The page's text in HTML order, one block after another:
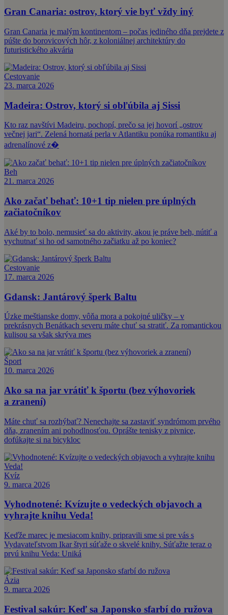
Gran Canaria: ostrov, ktorý vie byť vždy iný
Gran Canaria je malým kontinentom – počas jediného dňa prejdete z
púšte do borovicových hôr, z koloniálnej architektúry do
futuristického akvária
Cestovanie
23. marca 2026
Madeira: Ostrov, ktorý si obľúbila aj Sissi
Kto raz navštívi Madeiru, pochopí, prečo sa jej hovorí „ostrov
večnej jari“. Zelená hornatá perla v Atlantiku ponúka romantiku aj
adrenalínové z�
Beh
21. marca 2026
Ako začať behať: 10+1 tip nielen pre úplných
začiatočníkov
Aké by to bolo, nemusieť sa do aktivity, akou je práve beh, nútiť a
vychutnať si ho od samotného začiatku až po koniec?
Cestovanie
17. marca 2026
Gdansk: Jantárový šperk Baltu
Úzke meštianske domy, vôňa mora a pokojné uličky – v
prekrásnych Benátkach severu máte chuť sa stratiť. Za romantickou
kulisou sa však skrýva mes
Šport
10. marca 2026
Ako sa na jar vrátiť k športu (bez výhovoriek
a zranení)
Máte chuť sa rozhýbať? Nenechajte sa zastaviť syndrómom prvého
dňa, zranením ani pohodlnosťou. Oprášte tenisky z pivnice,
dofúkajte si na bicykloc
Kvíz
9. marca 2026
Vyhodnotené: Kvízujte o vedeckých objavoch a
vyhrajte knihu Veda!
Keďže marec je mesiacom knihy, pripravili sme si pre vás s
Vydavateľstvom Ikar štyri súťaže o skvelé knihy. Súťažte teraz o
prvú knihu Veda: Uniká
Ázia
9. marca 2026
Festival sakúr: Keď sa Japonsko sfarbí do ružova